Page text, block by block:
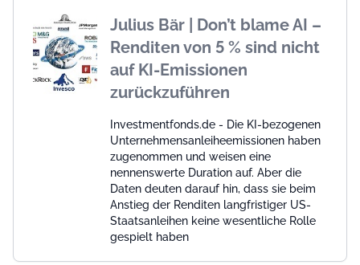
Julius Bär | Don’t blame AI –
Renditen von 5 % sind nicht
auf KI-Emissionen
zurückzuführen
Investmentfonds.de - Die KI-bezogenen
Unternehmensanleiheemissionen haben
zugenommen und weisen eine
nennenswerte Duration auf. Aber die
Daten deuten darauf hin, dass sie beim
Anstieg der Renditen langfristiger US-
Staatsanleihen keine wesentliche Rolle
gespielt haben